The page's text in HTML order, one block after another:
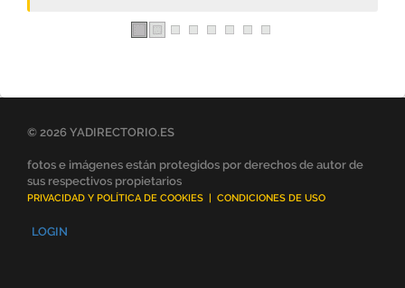
© 2026 YADIRECTORIO.ES
fotos e imágenes están protegidos por derechos de autor de
sus respectivos propietarios
PRIVACIDAD Y POLÍTICA DE COOKIES | CONDICIONES DE USO
LOGIN